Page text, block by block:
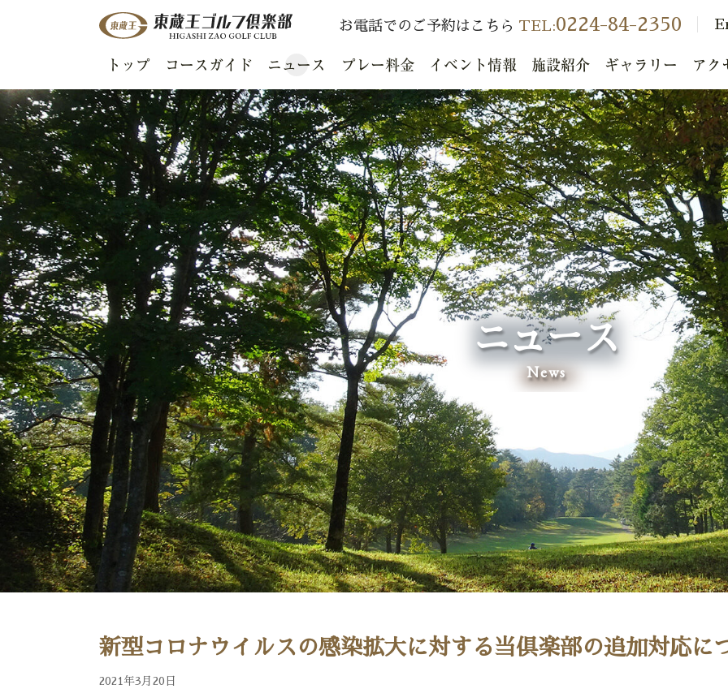
お電話でのご予約はこちら TEL:0224-84-2350
トップ コースガイド ニュース プレー料金 イベント情報 施設紹介 ギャラリー アク
ニュース
News
新型コロナウイルスの感染拡大に対する当倶楽部の追加対応に
2021年3月20日